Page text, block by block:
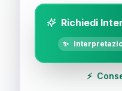
Richiedi
✨
⚡